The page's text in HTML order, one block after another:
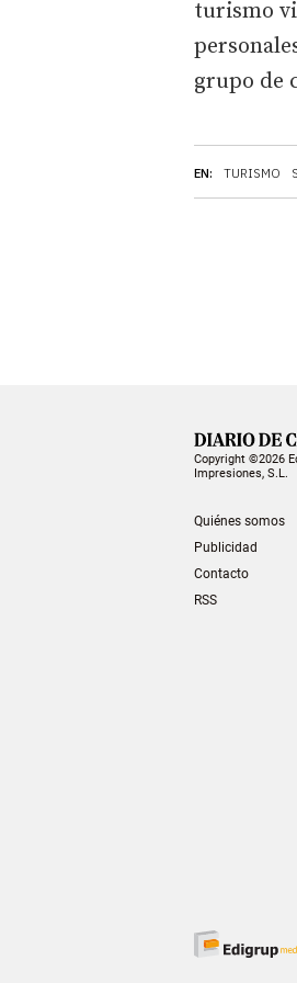
EN: TURISMO
turismo
grupo de
Copyright ©2026
Impresiones, S.L.
Quiénes somos
Publicidad
Contacto
RSS